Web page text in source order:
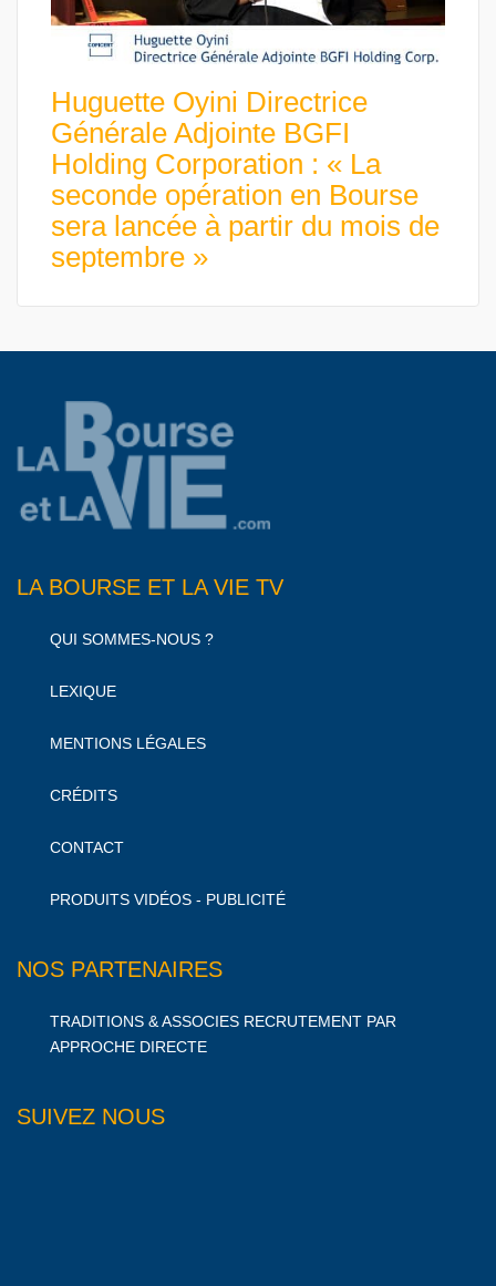
Huguette Oyini Directrice
Générale Adjointe BGFI
Holding Corporation : « La
seconde opération en Bourse
sera lancée à partir du mois de
septembre »
LA BOURSE ET LA VIE TV
QUI SOMMES-NOUS ?
LEXIQUE
MENTIONS LÉGALES
CRÉDITS
CONTACT
PRODUITS VIDÉOS - PUBLICITÉ
NOS PARTENAIRES
TRADITIONS & ASSOCIES RECRUTEMENT PAR
APPROCHE DIRECTE
SUIVEZ NOUS